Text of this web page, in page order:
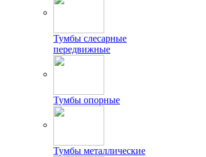
Тумбы слесарные
передвижные
Тумбы опорные
Тумбы металлические